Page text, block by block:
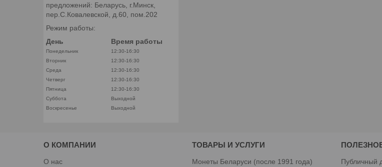
предложений: Беларусь, г.Минск,
пер.С.Ковалевской, д.60, пом.202
Режим работы:
День
Время работы
Понедельник
12:30-16:30
Вторник
12:30-16:30
Среда
12:30-16:30
Четверг
12:30-16:30
Пятница
12:30-16:30
Суббота
Выходной
Воскресенье
Выходной
О КОМПАНИИ
О нас
ТОВАРЫ И УСЛУГИ
Монеты Беларуси (после 1991 года)
Публичный